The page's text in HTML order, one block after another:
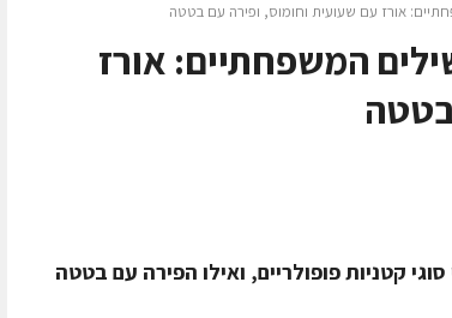
אורז עם שעועית וחומוס, ופירה עם בטטה
המשפחתיים: אורז
קטניות פופולריים, ואילו הפירה עם בטטה